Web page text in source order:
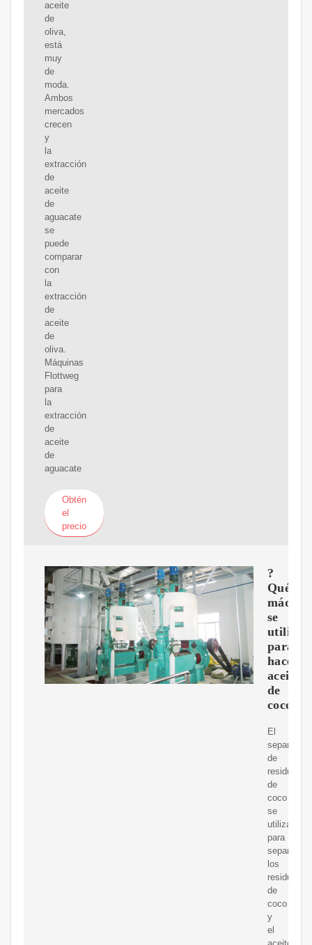
aceite
de
oliva,
está
muy
de
moda.
Ambos
mercados
crecen
y
la
extracción
de
aceite
de
aguacate
se
puede
comparar
con
la
extracción
de
aceite
de
oliva.
Máquinas
Flottweg
para
la
extracción
de
aceite
de
aguacate
Obtén
el
precio
?
Qué
se
utiliza
para
hacer
aceite
de
coco?
El
separador
de
residuos
de
coco
se
utiliza
para
separar
los
residuos
de
coco
y
el